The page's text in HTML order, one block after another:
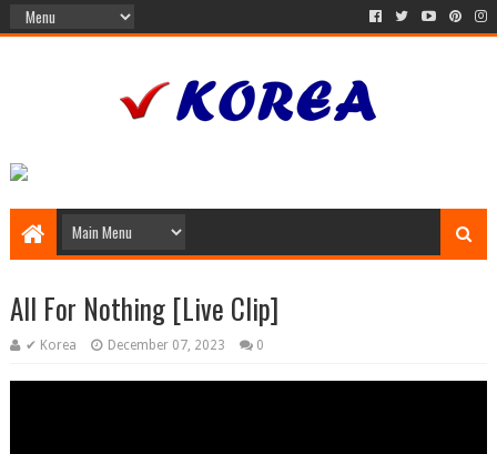
All For Nothing [Live Clip]
✔ Korea December 07, 2023 0